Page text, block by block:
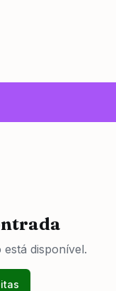
disponível.